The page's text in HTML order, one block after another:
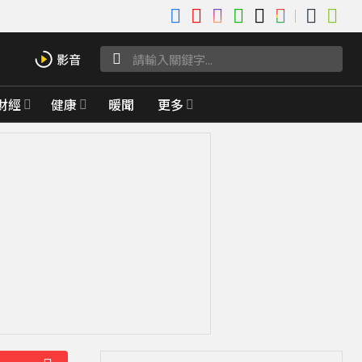
經 健康 暖聞 更多